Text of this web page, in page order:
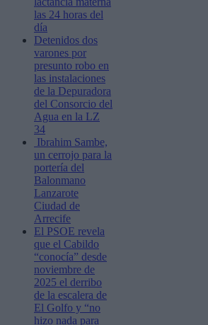
las 24 horas del
día
Detenidos dos
varones por
presunto robo en
las instalaciones
de la Depuradora
del Consorcio del
Agua en la LZ
34
Ibrahim Sambe,
un cerrojo para la
portería del
Balonmano
Lanzarote
Ciudad de
Arrecife
El PSOE revela
que el Cabildo
“conocía” desde
noviembre de
2025 el derribo
de la escalera de
El Golfo y “no
hizo nada para